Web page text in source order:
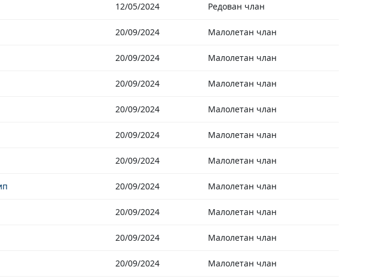
12/05/2024 Редован члан
20/09/2024 Малолетан члан
20/09/2024 Малолетан члан
20/09/2024 Малолетан члан
20/09/2024 Малолетан члан
20/09/2024 Малолетан члан
20/09/2024 Малолетан члан
20/09/2024 Малолетан члан
20/09/2024 Малолетан члан
20/09/2024 Малолетан члан
20/09/2024 Малолетан члан